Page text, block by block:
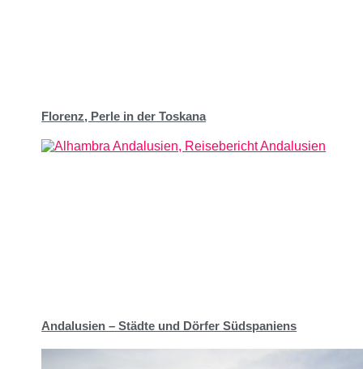
Florenz, Perle in der Toskana
Andalusien – Städte und Dörfer Südspaniens